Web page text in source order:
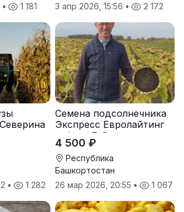
• 1 181
3 апр 2026, 15:56 • 2 172
Дарина
• 1 282
Семена подсолнечника
Экспресс Евролайтинг
гибрид F-G+
4 500 ₽
Республика
Башкортостан
26 мар 2026, 20:55 • 1 067